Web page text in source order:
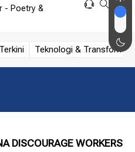
- Poetry &
Terkini Teknologi &
DISCOURAGE WORKERS